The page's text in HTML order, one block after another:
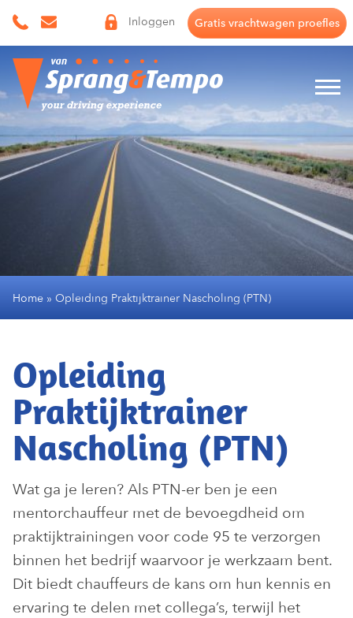
Skip
content
Inloggen Gratis vrachtwagen proefles
Home » Opleiding Praktijktrainer Nascholing (PTN)
Opleiding
Praktijktrainer
Nascholing (PTN)
Wat ga je leren? Als PTN-er ben je een
mentorchauffeur met de bevoegdheid om
praktijktrainingen voor code 95 te verzorgen
binnen het bedrijf waarvoor je werkzaam bent.
Dit biedt chauffeurs de kans om hun kennis en
ervaring te delen met collega’s, terwijl het